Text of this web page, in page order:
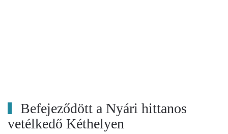
Befejeződött a Nyári hittanos
vetélkedő Kéthelyen